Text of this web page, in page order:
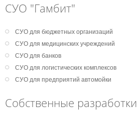
СУО "Гамбит"
СУО для бюджетных организаций
СУО для медицинских учреждений
СУО для банков
СУО для логистических комплексов
СУО для предприятий автомойки
Собственные разработки